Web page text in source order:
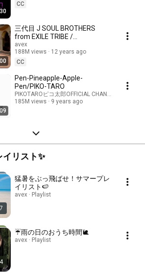
CC
三代目 J SOUL BROTHERS
from EXILE TRIBE /
「R.Y.U.S.E.I.」Music Video
avex
188M views
12 years ago
CC
Pen-Pineapple-Apple-
Pen/PIKO-TARO
PIKOTAROピコ太郎OFFICIAL CHANNEL
185M views
9 years ago
リスト✨
猛暑をぶっ飛ばせ！サマープレ
イリスト🍉
avex · Playlist
☔雨の日のおうち時間🐌
avex · Playlist